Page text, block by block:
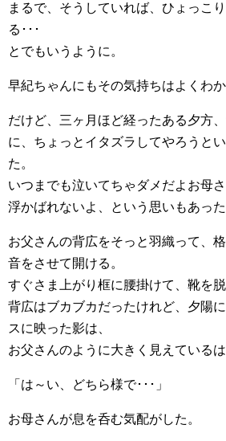
まるで、そうしていれば、ひょっこ
る･･･
とでもいうように。
早紀ちゃんにもその気持ちはよくわか
だけど、三ヶ月ほど経ったある夕方
に、ちょっとイタズラしてやろうと
た。
いつまでも泣いてちゃダメだよお母
浮かばれないよ、という思いもあった
お父さんの背広をそっと羽織って、
音をさせて開ける。
すぐさま上がり框に腰掛けて、靴を脱
背広はブカブカだったけれど、夕陽
スに映った影は、
お父さんのように大きく見えているは
「は～い、どちら様で･･･」
お母さんが息を呑む気配がした。